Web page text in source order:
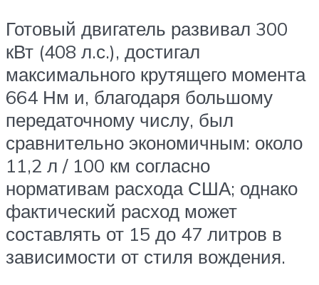
Готовый двигатель развивал 300
кВт (408 л.с.), достигал
максимального крутящего момента
664 Нм и, благодаря большому
передаточному числу, был
сравнительно экономичным: около
11,2 л / 100 км согласно
нормативам расхода США; однако
фактический расход может
составлять от 15 до 47 литров в
зависимости от стиля вождения.